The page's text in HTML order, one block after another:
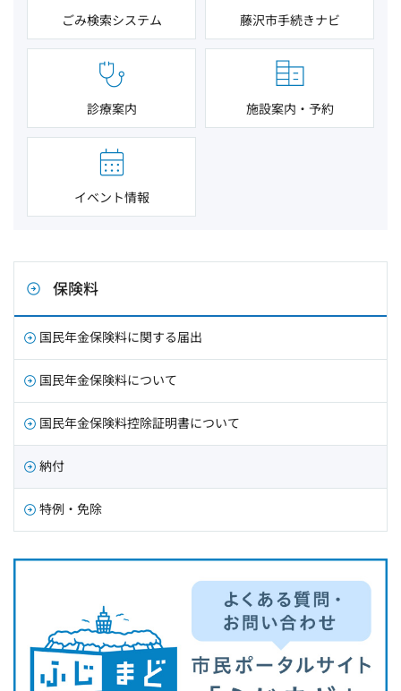
ごみ検索システム 藤沢市手続きナビ
診療案内 施設案内・予約
イベント情報
保険料
国民年金保険料に関する届出
国民年金保険料について
国民年金保険料控除証明書について
納付
特例・免除